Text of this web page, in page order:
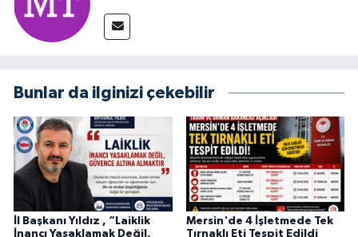
Bunlar da ilginizi çekebilir
İl Başkanı Yıldız , “Laiklik
İnancı Yasaklamak Değil,
Mersin'de 4 İşletmede Tek
Tırnaklı Eti Tespit Edildi